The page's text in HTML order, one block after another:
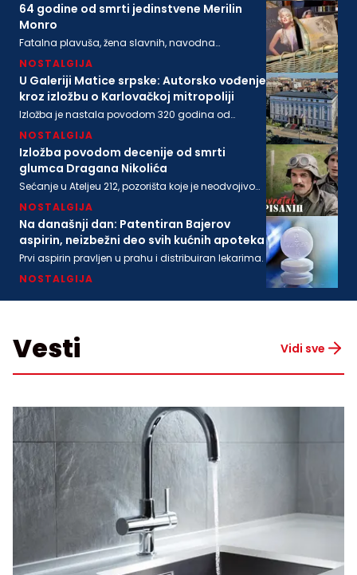
64 godine od smrti jedinstvene Merilin
Monro
Fatalna plavuša, žena slavnih, navodna
stanu na današnji dan 1962. godine
NOSTALGIJA
U Galeriji Matice srpske: Autorsko vođenje
kroz izložbu o Karlovačkoj mitropoliji
Izložba je nastala povodom 320 godina od
Matice srpske
NOSTALGIJA
Izložba povodom decenije od smrti
glumca Dragana Nikolića
Sećanje u Ateljeu 212, pozorišta koje je neodvojivo
NOSTALGIJA
Na današnji dan: Patentiran Bajerov
aspirin, neizbežni deo svih kućnih apoteka
Prvi aspirin pravljen u prahu i distribuiran lekarima.
NOSTALGIJA
Vesti Vidi sve